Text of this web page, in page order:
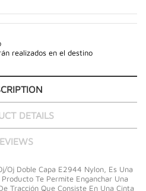
realizados en el destino
DETAILS
Oj Doble Capa E2944 Nylon, Es Una
Te Permite Enganchar Una
Tracción Que Consiste En Una Cinta